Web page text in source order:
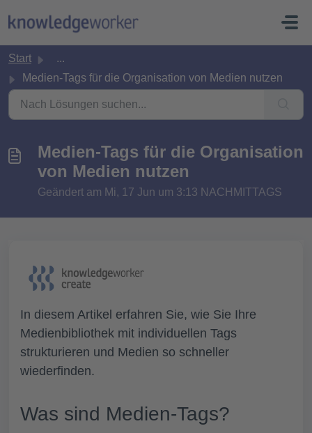
Start
...
Medien-Tags für die Organisation von Medien nutzen
Medien-Tags für die Organisation
von Medien nutzen
Geändert am Mi, 17 Jun um 3:13 NACHMITTAGS
In diesem Artikel erfahren Sie, wie Sie Ihre
Medienbibliothek mit individuellen Tags
strukturieren und Medien so schneller
wiederfinden.
Was sind Medien-Tags?